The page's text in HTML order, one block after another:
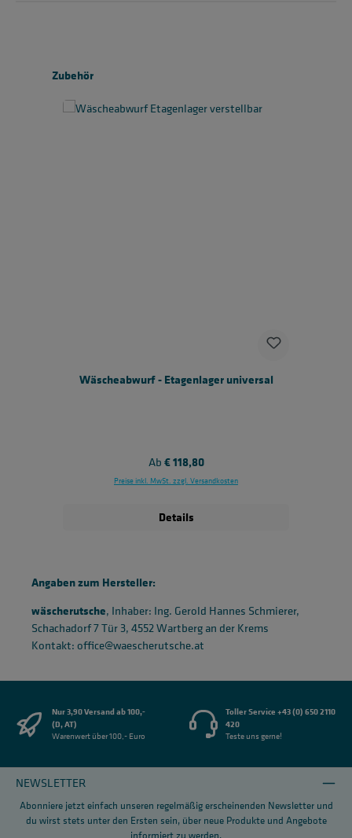
Produktgalerie überspringen
Zubehör
Wäscheabwurf - Etagenlager universal
Regulärer Preis:
Ab€ 118,80
Preise inkl. MwSt. zzgl. Versandkosten
Details
Angaben zum Hersteller:
wäscherutsche, Inhaber: Ing. Gerold Hannes Schmierer,
Schachadorf 7 Tür 3, 4552 Wartberg an der Krems
Kontakt: office@waescherutsche.at
Nur 3,90 Versand ab 100,-
(D, AT)
Warenwert über 100,- Euro
Toller Service +43 (0) 650 2110
420
Teste uns gerne!
NEWSLETTER
Abonniere jetzt einfach unseren regelmäßig erscheinenden Newsletter und
du wirst stets unter den Ersten sein, über neue Produkte und Angebote
informiert zu werden.